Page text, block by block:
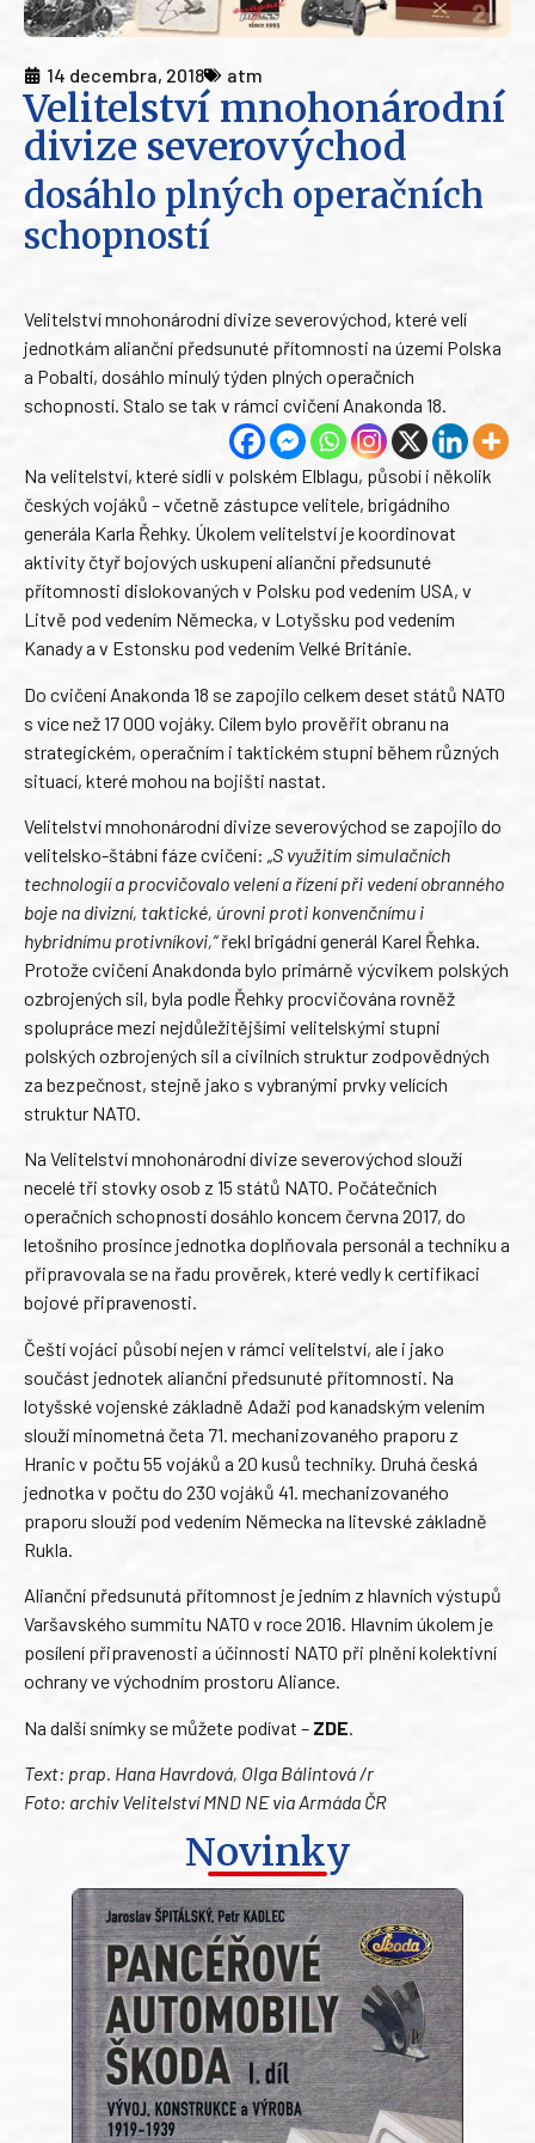
14 decembra, 2018 atm
Velitelství mnohonárodní
divize severovýchod
dosáhlo plných operačních
schopností
Velitelství mnohonárodní divize severovýchod, které velí
jednotkám alianční předsunuté přítomnosti na území Polska
a Pobaltí, dosáhlo minulý týden plných operačních
schopností. Stalo se tak v rámci cvičení Anakonda 18.
Na velitelství, které sídlí v polském Elblagu, působí i několik
českých vojáků – včetně zástupce velitele, brigádního
generála Karla Řehky. Úkolem velitelství je koordinovat
aktivity čtyř bojových uskupení alianční předsunuté
přítomnosti dislokovaných v Polsku pod vedením USA, v
Litvě pod vedením Německa, v Lotyšsku pod vedením
Kanady a v Estonsku pod vedením Velké Británie.
Do cvičení Anakonda 18 se zapojilo celkem deset států NATO
s více než 17 000 vojáky. Cílem bylo prověřit obranu na
strategickém, operačním i taktickém stupni během různých
situací, které mohou na bojišti nastat.
Velitelství mnohonárodní divize severovýchod se zapojilo do
velitelsko-štábní fáze cvičení: „S využitím simulačních
technologií a procvičovalo velení a řízení při vedení obranného
boje na divizní, taktické, úrovni proti konvenčnímu i
hybridnímu protivníkovi,“řekl brigádní generál Karel Řehka.
Protože cvičení Anakdonda bylo primárně výcvikem polských
ozbrojených sil, byla podle Řehky procvičována rovněž
spolupráce mezi nejdůležitějšími velitelskými stupni
polských ozbrojených sil a civilních struktur zodpovědných
za bezpečnost, stejně jako s vybranými prvky velících
struktur NATO.
Na Velitelství mnohonárodní divize severovýchod slouží
necelé tři stovky osob z 15 států NATO. Počátečních
operačních schopností dosáhlo koncem června 2017, do
letošního prosince jednotka doplňovala personál a techniku a
připravovala se na řadu prověrek, které vedly k certifikaci
bojové připravenosti.
Čeští vojáci působí nejen v rámci velitelství, ale i jako
součást jednotek alianční předsunuté přítomnosti. Na
lotyšské vojenské základně Adaži pod kanadským velením
slouží minometná četa 71. mechanizovaného praporu z
Hranic v počtu 55 vojáků a 20 kusů techniky. Druhá česká
jednotka v počtu do 230 vojáků 41. mechanizovaného
praporu slouží pod vedením Německa na litevské základně
Rukla.
Alianční předsunutá přítomnost je jedním z hlavních výstupů
Varšavského summitu NATO v roce 2016. Hlavním úkolem je
posílení připravenosti a účinnosti NATO při plnění kolektivní
ochrany ve východním prostoru Aliance.
Na další snímky se můžete podívat – ZDE
Text: prap. Hana Havrdová, Olga Bálintová /r
Foto: archiv Velitelství MND NE via Armáda ČR
Novinky